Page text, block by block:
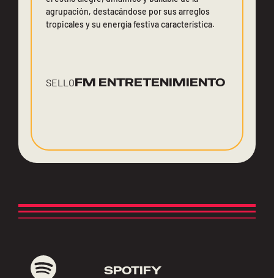
agrupación, destacándose por sus arreglos
tropicales y su energía festiva característica.
SELLOFM ENTRETENIMIENTO
SPOTIFY